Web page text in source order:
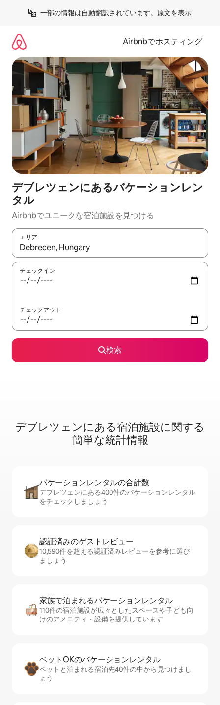
一部の情報は自動翻訳されています。 原文を表示
Airbnbでホスティング
デブレツェンにあるバケーションレン
タル
Airbnbでユニークな宿泊施設を見つける
エリア
検索結果が表示されたら、上下の矢印キーを使って移動するか
チェックイン
チェックアウト
検索
デブレツェンに⁠あ⁠る宿⁠泊⁠施⁠設⁠に関⁠す⁠る
簡⁠単⁠な統⁠計⁠情⁠報
バケーションレ⁠ン⁠タ⁠ル⁠の合⁠計⁠数
デブレツェンにある400件のバケーションレンタル
をチェックしましょう
認証済みのゲ⁠ス⁠ト⁠レ⁠ビ⁠ュ⁠ー
10,590件を超える認証済みレビューを参考に選び
ましょう
家族で泊まれるバ⁠ケ⁠ー⁠シ⁠ョ⁠ンレ⁠ン⁠タ⁠ル
110件の宿泊施設が広々としたスペースや子ども向
けのアメニティ・設備を提供しています
ペットOKのバ⁠ケ⁠ー⁠シ⁠ョ⁠ンレ⁠ン⁠タ⁠ル
ペットと泊まれる宿泊先40件の中から見つけまし
ょう